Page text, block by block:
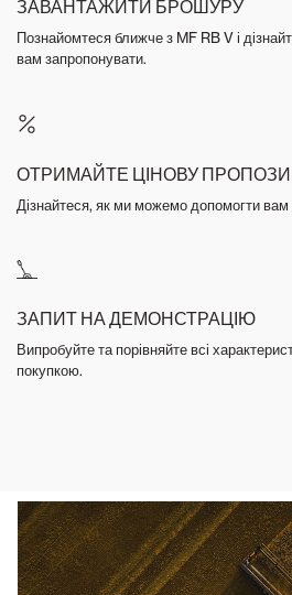
ЗАВАНТАЖИТИ БРОШУРУ
Познайомтеся ближче з MF RB V і
вам запропонувати.
ОТРИМАЙТЕ ЦІНОВУ
Дізнайтеся, як ми можемо допомогти
ЗАПИТ НА ДЕМОНСТРАЦІЮ
Випробуйте та порівняйте всі
покупкою.